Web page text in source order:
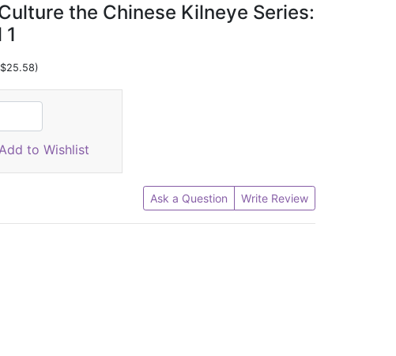
the Chinese Kilneye Series:
to Wishlist
Ask a Question Write Review